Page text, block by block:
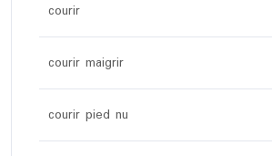
courir
courir maigrir
courir pied nu